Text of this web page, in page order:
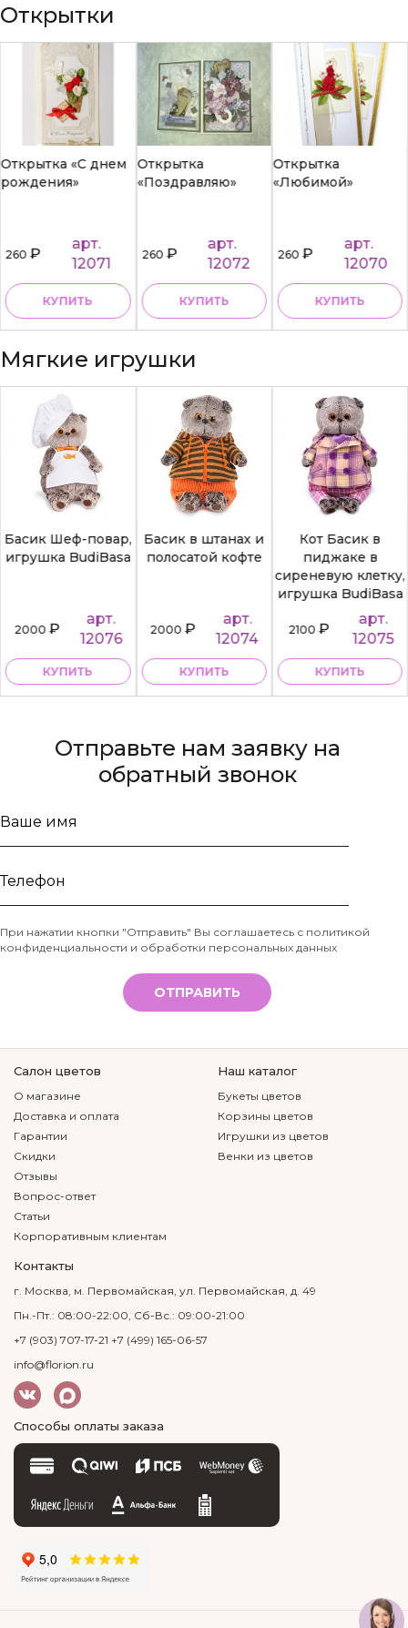
Открытки
Открытка «С днем
рождения»
260₽
арт.
12071
КУПИТЬ
Открытка
«Поздравляю»
260₽
арт.
12072
КУПИТЬ
Открытка
«Любимой»
260₽
арт.
12070
КУПИТЬ
Мягкие игрушки
Басик Шеф-повар,
игрушка BudiBasa
2000₽
арт.
12076
КУПИТЬ
Басик в штанах и
полосатой кофте
2000₽
арт.
12074
КУПИТЬ
Кот Басик в
пиджаке в
сиреневую клетку,
игрушка BudiBasa
2100₽
арт.
12075
КУПИТЬ
Отправьте нам заявку на
обратный звонок
Ваше
Телефон
*
При нажатии кнопки "Отправить" Вы соглашаетесь с политикой
конфиденциальности и обработки персональных данных
ОТПРАВИТЬ
Салон цветов
О магазине
Доставка и оплата
Гарантии
Скидки
Отзывы
Вопрос-ответ
Статьи
Корпоративным клиентам
Наш каталог
Букеты цветов
Корзины цветов
Игрушки из цветов
Венки из цветов
Контакты
г. Москва, м. Первомайская, ул. Первомайская, д. 49
Пн.-Пт.: 08:00-22:00, Сб-Вс.: 09:00-21:00
+7 (903) 707-17-21 +7 (499) 165-06-57
info@florion.ru
Способы оплаты заказа